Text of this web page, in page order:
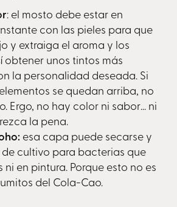
: el mosto debe estar en
con las pieles para que
y extraiga el aroma y los
obtener unos tintos más
la personalidad deseada. Si
se quedan arriba, no
Ergo, no hay color ni sabor… ni
la pena.
esa capa puede secarse y
cultivo para bacterias que
ni en pintura. Porque esto no es
del Cola-Cao.